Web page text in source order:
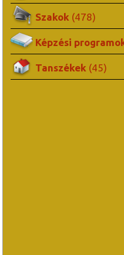
Szakok (478)
Képzési
Tanszékek (45)